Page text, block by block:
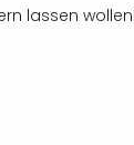
lassen wollen!